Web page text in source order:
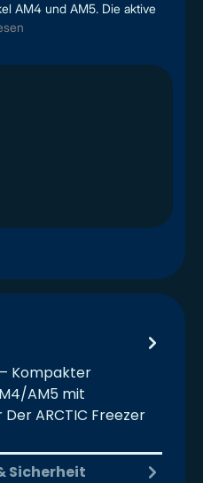
AM4 und AM5. Die aktive
Kompakter
AM5 mit
ARCTIC Freezer
Sicherheit